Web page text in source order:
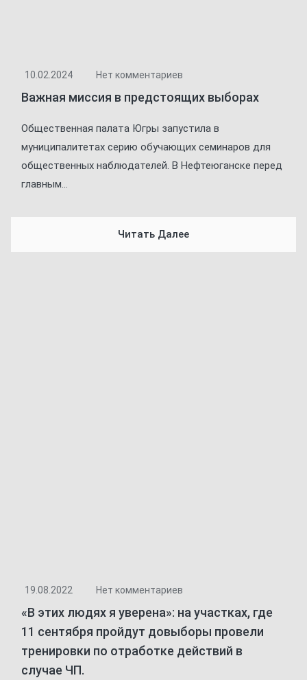
10.02.2024 Нет комментариев
Важная миссия в предстоящих выборах
Общественная палата Югры запустила в
муниципалитетах серию обучающих семинаров для
общественных наблюдателей. В Нефтеюганске перед
главным...
Читать Далее
19.08.2022 Нет комментариев
«В этих людях я уверена»: на участках, где
11 сентября пройдут довыборы провели
тренировки по отработке действий в
случае ЧП.